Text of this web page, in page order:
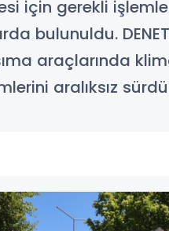
için gerekli
bulunuldu.
araçlarında
aralıksız